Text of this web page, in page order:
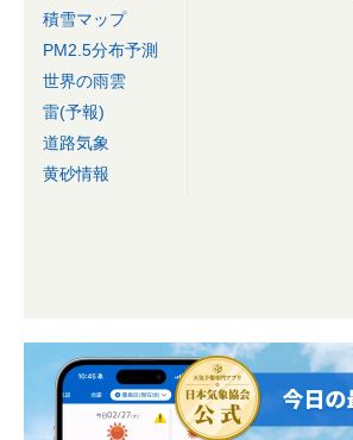
積雪マップ
PM2.5分布予測
世界の雨雲
雷(予報)
道路気象
黄砂情報